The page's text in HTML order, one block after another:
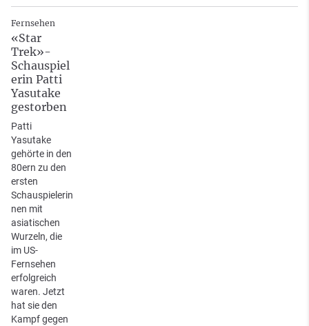
Fernsehen
«Star
Trek»-
Schauspiel
erin Patti
Yasutake
gestorben
Patti
Yasutake
gehörte in den
80ern zu den
ersten
Schauspielerin
nen mit
asiatischen
Wurzeln, die
im US-
Fernsehen
erfolgreich
waren. Jetzt
hat sie den
Kampf gegen